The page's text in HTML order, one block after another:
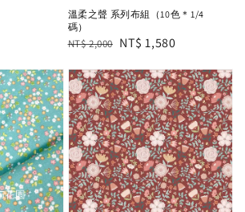
溫柔之聲 系列布組（10色＊1/4
碼）
Regular
NT$ 2,000 Sale
NT$ 1,580